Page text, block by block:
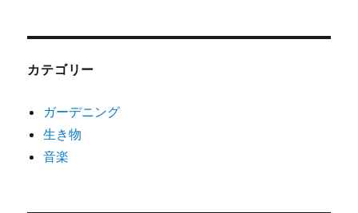
ョ
ン
カテゴリー
ガーデニング
生き物
音楽